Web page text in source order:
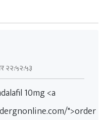
२२:५२:५३
10mg <a
">order